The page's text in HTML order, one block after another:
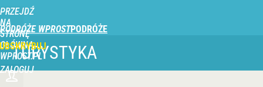
PRZEJDŹ
NA
STRONĘ
GŁÓWNĄ
WPROST.PL
PODRÓŻE WPROST
ZALOGUJ
TURYSTYKA